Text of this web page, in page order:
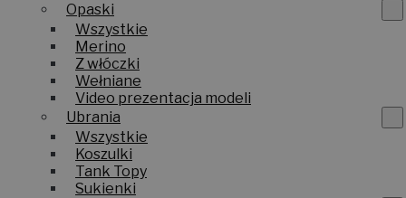
Opaski
Wszystkie
Merino
Z włóczki
Wełniane
Video prezentacja modeli
Ubrania
Wszystkie
Koszulki
Tank Topy
Sukienki